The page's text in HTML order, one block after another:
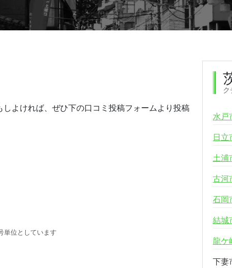
よければ、ぜひ下の口コミ投稿フォームより投稿
単位としています
水戸
日立
土浦
古河
石岡
結城
龍ケ
下妻